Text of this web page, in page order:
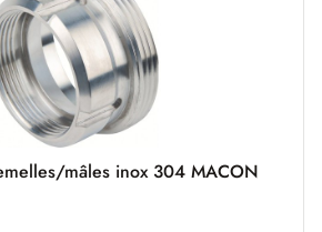
mâles inox 304 MACON